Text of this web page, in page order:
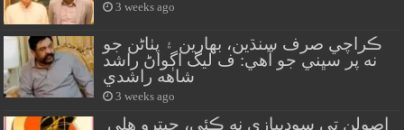
3 weeks ago
ڪراچي صرف سنڌين، بهارين ۽ پٺاڻن جو
نه پر سڀني جو آهي: ف ليگ اڳواڻ راشد
شاهه راشدي
3 weeks ago